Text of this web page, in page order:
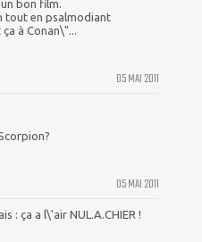
bon film.
tout en psalmodiant
à Conan\"...
05 MAI 2011
05 MAI 2011
: ça a l\'air NUL.A.CHIER !